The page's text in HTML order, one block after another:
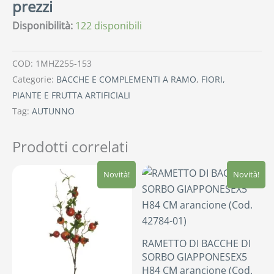
prezzi
Disponibilità: 122 disponibili
COD: 1MHZ255-153
Categorie: BACCHE E COMPLEMENTI A RAMO, FIORI,
PIANTE E FRUTTA ARTIFICIALI
Tag: AUTUNNO
Prodotti correlati
Novità! Novità!
RAMETTO DI BACCHE DI
SORBO GIAPPONESEX5
H84 CM arancione (Cod.